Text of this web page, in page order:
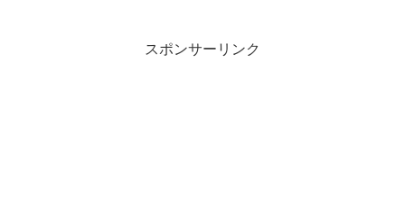
スポンサーリンク